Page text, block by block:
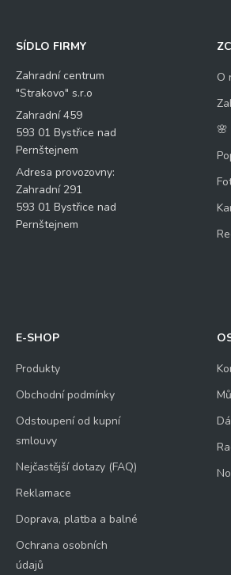
SÍDLO FIRMY
Zahradní centrum
"Strakovo" s.r.o
Zahradní 459
593 01 Bystřice nad
Pernštejnem
Adresa provozovny:
Zahradní 291
593 01 Bystřice nad
Pernštejnem
O
E-SHOP
Produkty
Obchodní podmínky
Odstoupení od kupní
smlouvy
Nejčastější dotazy (FAQ)
Reklamace
Doprava, platba a balné
Ochrana osobních
údajů